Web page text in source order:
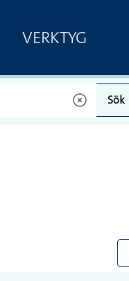
VERKTYG
Sök